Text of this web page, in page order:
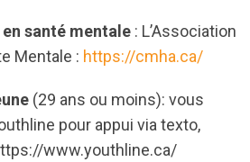
santé mentale : L’Association
Mentale : https://cmha.ca/
(29 ans ou moins): vous
pour appui via texto,
www.youthline.ca/